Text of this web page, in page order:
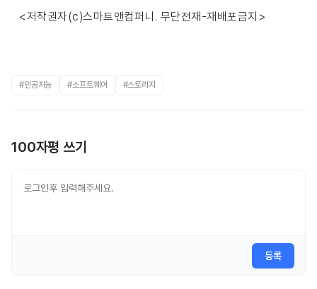
<저작권자(c)스마트앤컴퍼니. 무단전재-재배포금지>
#인공지능 #소프트웨어 #스토리지
100자평 쓰기
등록